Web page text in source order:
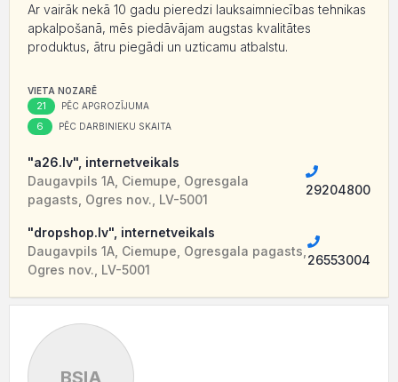
Ar vairāk nekā 10 gadu pieredzi lauksaimniecības tehnikas
apkalpošanā, mēs piedāvājam augstas kvalitātes
produktus, ātru piegādi un uzticamu atbalstu.
VIETA NOZARĒ
21 PĒC APGROZĪJUMA
6 PĒC DARBINIEKU SKAITA
"a26.lv", internetveikals
Daugavpils 1A, Ciemupe, Ogresgala
pagasts, Ogres nov., LV-5001
29204800
"dropshop.lv", internetveikals
Daugavpils 1A, Ciemupe, Ogresgala pagasts,
Ogres nov., LV-5001
26553004
BSIA